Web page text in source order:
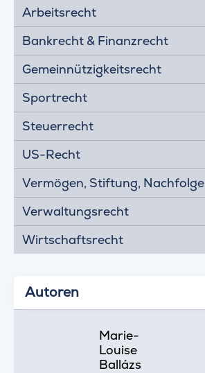
Arbeitsrecht
Bankrecht & Finanzrecht
Gemeinnützigkeitsrecht
Sportrecht
Steuerrecht
US-Recht
Vermögen, Stiftung, Nachfolge
Verwaltungsrecht
Wirtschaftsrecht
Autoren
Marie-
Louise
Ballázs